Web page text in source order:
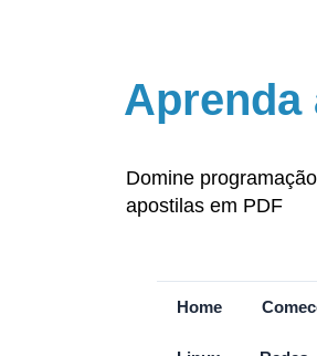
Aprenda
Domine
apostilas em PDF
Home